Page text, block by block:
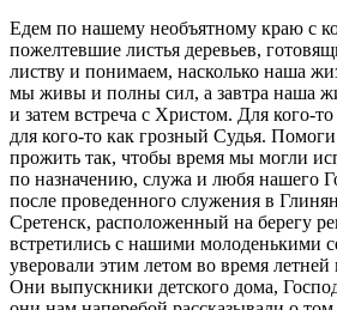
Едем по нашему необъятному краю с
пожелтевшие листья деревьев,
листву и понимаем, насколько наша
мы живы и полны сил, а завтра наша
и затем встреча с Христом. Для кого-
для кого-то как грозный Судья.
прожить так, чтобы время мы могли
по назначению, служа и любя нашего
после проведенного служения в
Сретенск, расположенный на берегу
встретились с нашими молоденькими
уверовали этим летом во время
Они выпускники детского дома,